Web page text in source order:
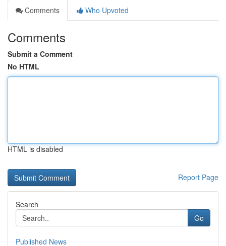
Comments
Who Upvoted
Comments
Submit a Comment
No HTML
HTML is disabled
Report Page
Search
Go
Published News